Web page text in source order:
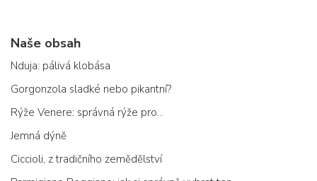
Naše obsah
Nduja: pálivá klobása
Gorgonzola sladké nebo pikantní?
Rýže Venere: správná rýže pro...
Jemná dýně
Ciccioli, z tradičního zemědělství